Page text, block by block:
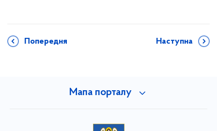
Попередня Наступна
Мапа порталу